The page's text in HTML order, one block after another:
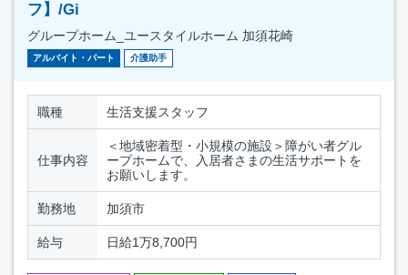
フ】/Gi
グループホーム_ユースタイルホーム 加須花崎
アルバイト・パート 介護助手
職種 生活支援スタッフ
仕事内容
＜地域密着型・小規模の施設＞障がい者グル
ープホームで、入居者さまの生活サポートを
お願いします。
勤務地 加須市
給与 日給1万8,700円